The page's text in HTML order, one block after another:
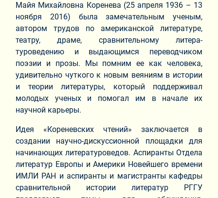
Майя Михайловна Коренева (25 апреля 1936 – 13
ноября 2016) была замечательным ученым,
автором трудов по американской литературе,
театру, драме, сравнительному литера-
туроведению и выдающимся переводчиком
поэзии и прозы. Мы помним ее как человека,
удивительно чуткого к новым веяниям в истории
и теории литературы, который поддерживал
молодых ученых и помогал им в начале их
научной карьеры.
Идея «Кореневских чтений» заключается в
создании научно-дискуссионной площадки для
начинающих литературоведов. Аспиранты Отдела
литератур Европы и Америки Новейшего времени
ИМЛИ РАН и аспиранты и магистранты кафедры
сравнительной истории литератур РГГУ